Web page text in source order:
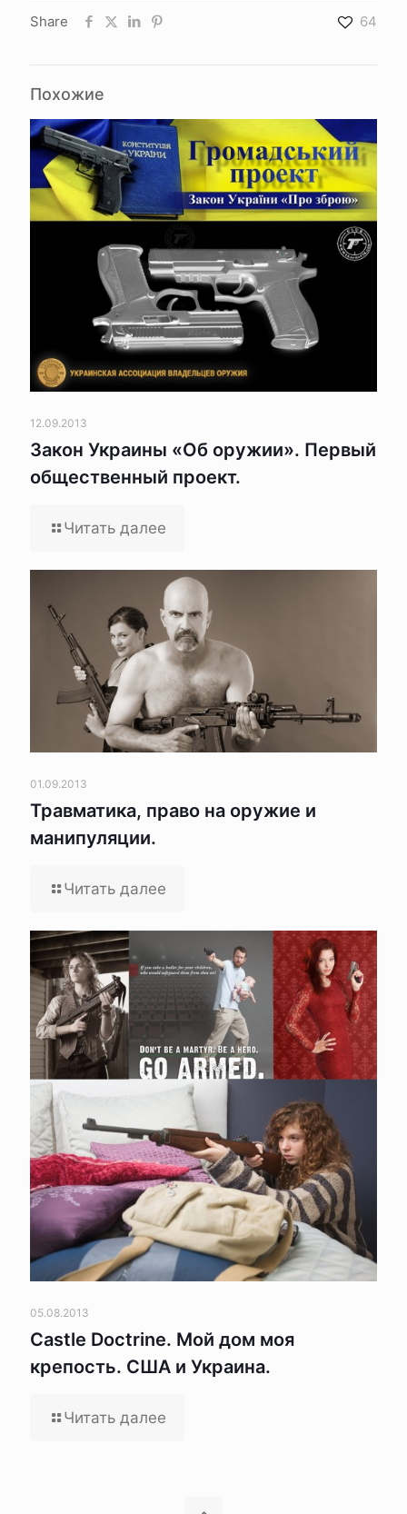
Share 64
Похожие
12.09.2013
Закон Украины «Об оружии». Первый
общественный проект.
Читать далее
01.09.2013
Травматика, право на оружие и
манипуляции.
Читать далее
05.08.2013
Castle Doctrine. Мой дом моя
крепость. США и Украина.
Читать далее